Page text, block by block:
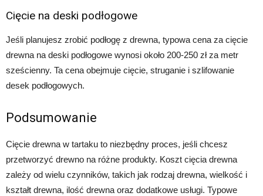
Cięcie na deski podłogowe
Jeśli planujesz zrobić podłogę z drewna, typowa cena za cięcie
drewna na deski podłogowe wynosi około 200-250 zł za metr
sześcienny. Ta cena obejmuje cięcie, struganie i szlifowanie
desek podłogowych.
Podsumowanie
Cięcie drewna w tartaku to niezbędny proces, jeśli chcesz
przetworzyć drewno na różne produkty. Koszt cięcia drewna
zależy od wielu czynników, takich jak rodzaj drewna, wielkość i
kształt drewna, ilość drewna oraz dodatkowe usługi. Typowe